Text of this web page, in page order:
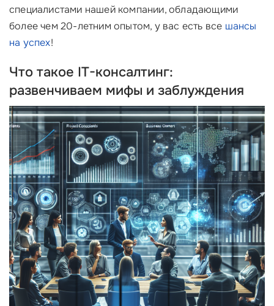
специалистами нашей компании, обладающими
более чем 20-летним опытом, у вас есть все шансы
на успех!
Что такое IT-консалтинг:
развенчиваем мифы и заблуждения